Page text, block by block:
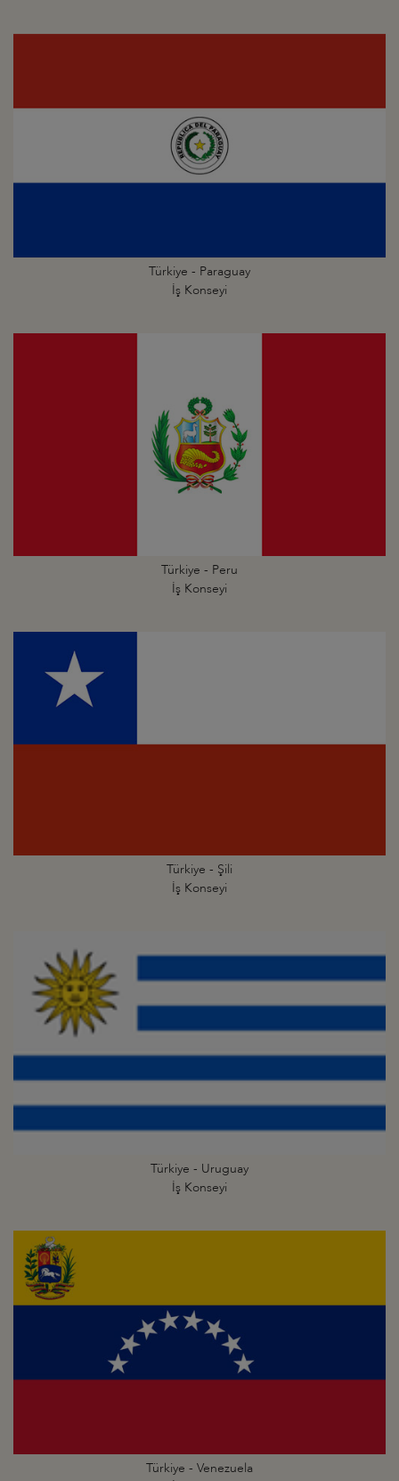
Türkiye - Paraguay
İş Konseyi
Türkiye - Peru
İş Konseyi
Türkiye - Şili
İş Konseyi
Türkiye - Uruguay
İş Konseyi
Türkiye - Venezuela